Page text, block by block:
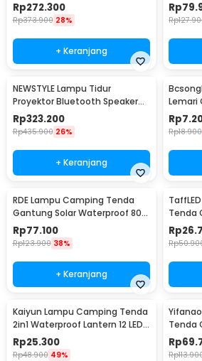
Rp272.300
Rp373.900 28%
+ Keranjang
Rp
Rp
NEWSTYLE Lampu Tidur
Proyektor Bluetooth Speaker
220V with Remote - GX-334
Rp323.200
Rp435.900 26%
+ Keranjang
Lemari
Rp
Rp18.900
RDE Lampu Camping Tenda
Gantung Solar Waterproof 800
Lumens 2400mAh - HS-V65
Rp77.100
Rp123.900 38%
+ Keranjang
Tenda
150
Rp
Rp
Kaiyun Lampu Camping Tenda
2in1 Waterproof Lantern 12 LED -
9789
Rp25.300
Rp48.900 49%
Tenda
Rp
Rp